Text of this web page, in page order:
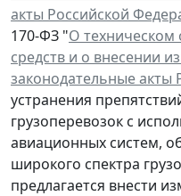
акты Российской
170-ФЗ "О техническом
средств и о внесении
законодательные акты
устранения
грузоперевозок с
авиационных систем,
широкого спектра
предлагается внести